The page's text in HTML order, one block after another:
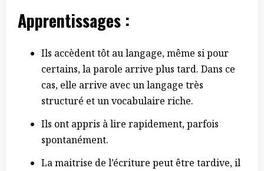
Apprentissages :
Ils accèdent tôt au langage, même si pour
certains, la parole arrive plus tard. Dans ce
cas, elle arrive avec un langage très
structuré et un vocabulaire riche.
Ils ont appris à lire rapidement, parfois
spontanément.
La maitrise de l’écriture peut être tardive, il